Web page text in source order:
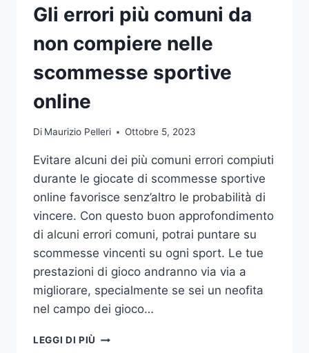
PULIZIA
DELLE
APPARECCHIATURE
DA
Gli errori più comuni da
non compiere nelle
scommesse sportive
online
Di Maurizio Pelleri Ottobre 5, 2023
Evitare alcuni dei più comuni errori compiuti
durante le giocate di scommesse sportive
online favorisce senz’altro le probabilità di
vincere. Con questo buon approfondimento
di alcuni errori comuni, potrai puntare su
scommesse vincenti su ogni sport. Le tue
prestazioni di gioco andranno via via a
migliorare, specialmente se sei un neofita
nel campo dei gioco…
LEGGI DI PIÙ GLI